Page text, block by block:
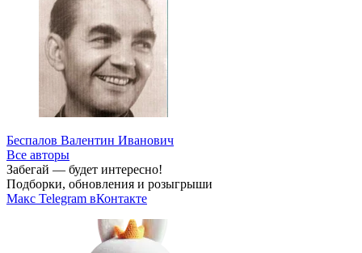
Беспалов Валентин Иванович
Все авторы
Забегай — будет интересно!
Подборки, обновления и розыгрыши
Макс Telegram вКонтакте